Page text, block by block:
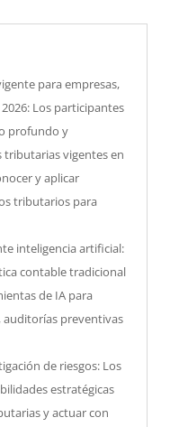
para empresas,
Los participantes
profundo y
tributarias vigentes en
y aplicar
tributarios para
inteligencia artificial:
contable tradicional
de IA para
preventivas
de riesgos: Los
estratégicas
y actuar con